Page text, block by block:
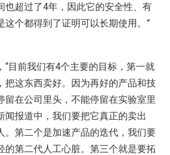
也超过了4年，因此它的安全性、有
这个都得到了证明可以长期使用。”
“目前我们有4个主要的目标，第一就
把这东西卖好。因为再好的产品和技
留在公司里头，不能停留在实验室里
闻报道中，我们要把它真正的卖出
。第二个是加速产品的迭代，我们要
的第二代人工心脏。第三个就是要拓